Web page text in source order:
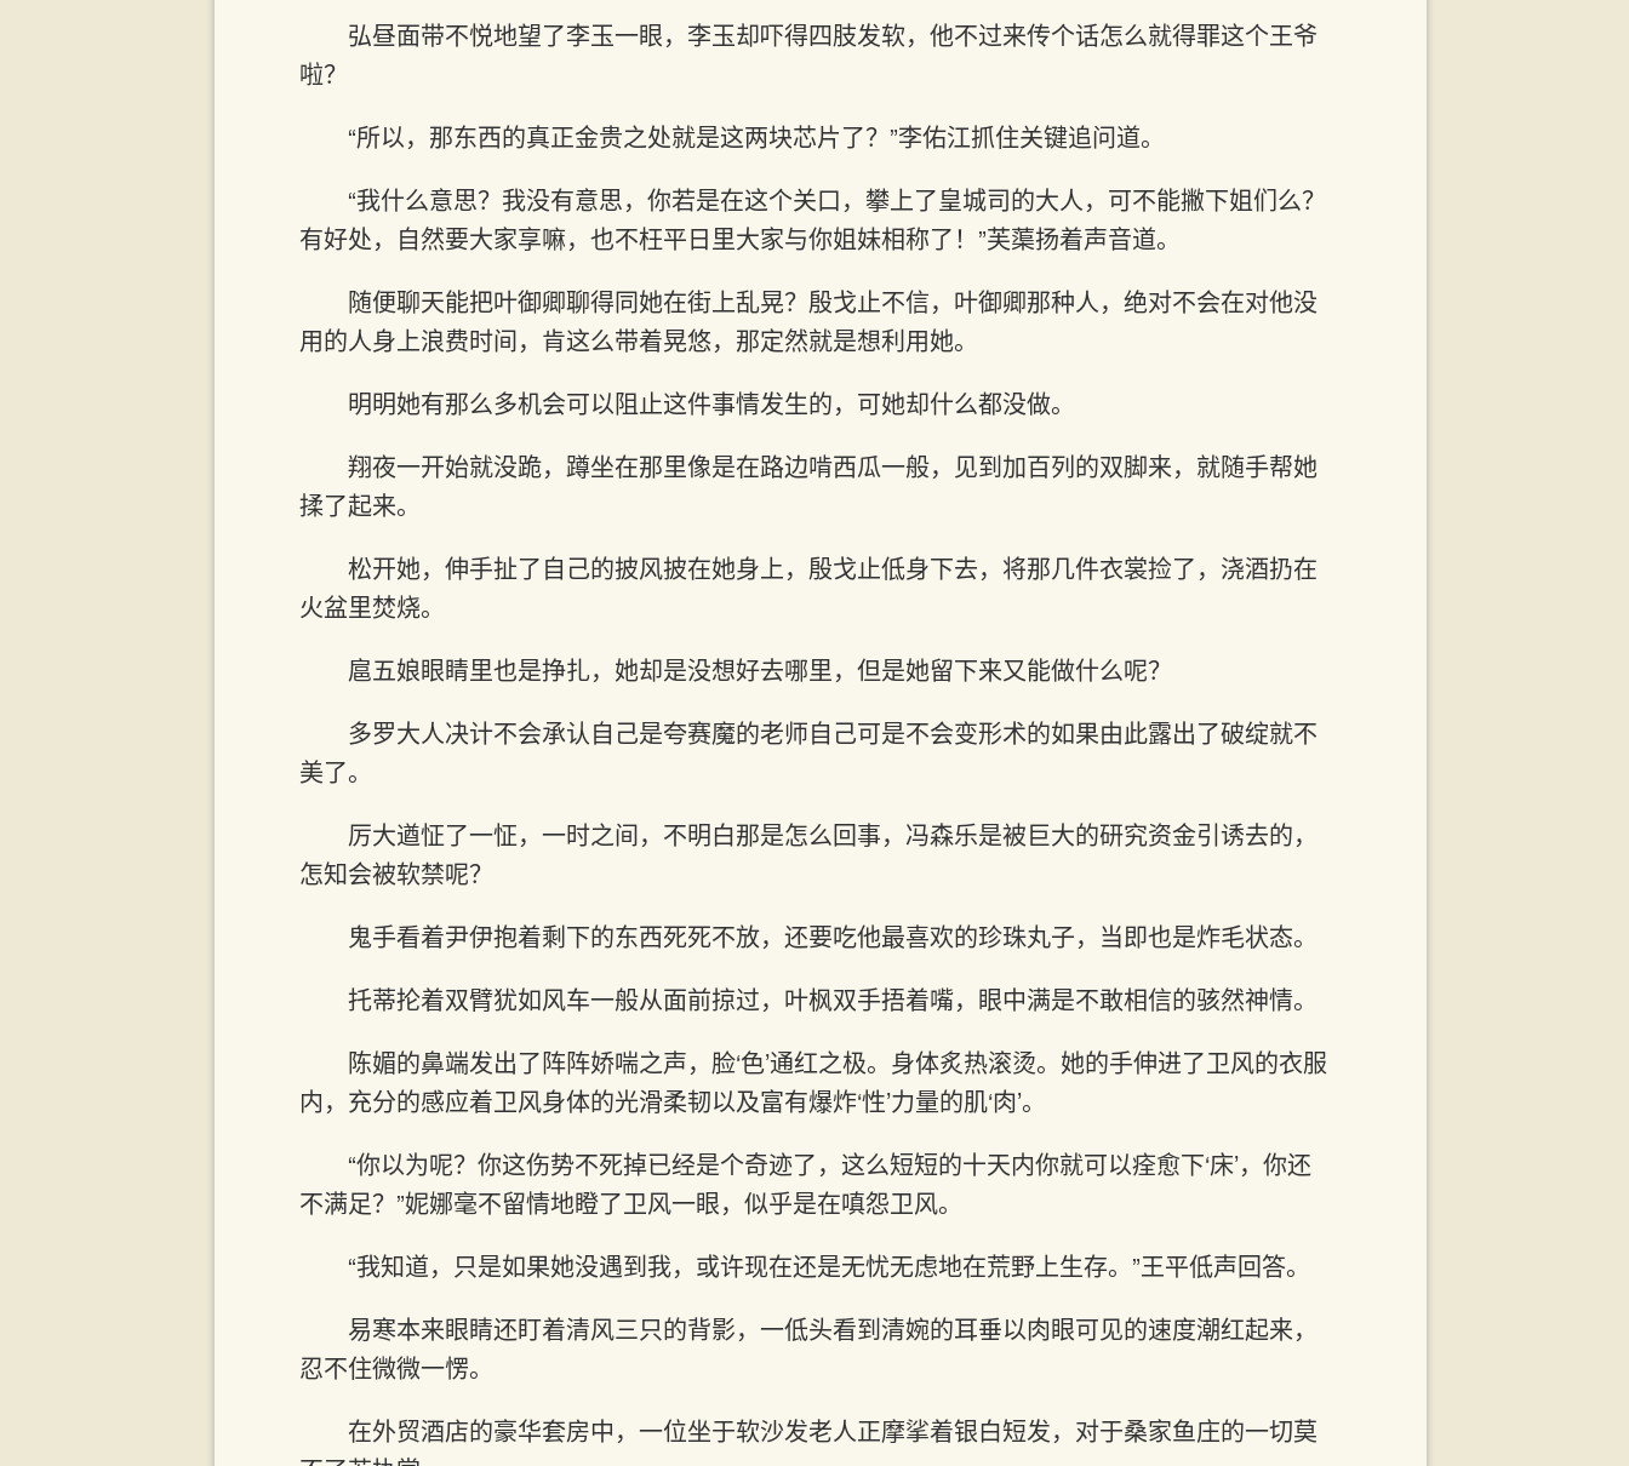
弘昼面带不悦地望了李玉一眼，李玉却吓得四肢发软，他不过来传个话怎么就得罪这个王爷
啦？
“所以，那东西的真正金贵之处就是这两块芯片了？”李佑江抓住关键追问道。
“我什么意思？我没有意思，你若是在这个关口，攀上了皇城司的大人，可不能撇下姐们么？
有好处，自然要大家享嘛，也不枉平日里大家与你姐妹相称了！”芙蕖扬着声音道。
随便聊天能把叶御卿聊得同她在街上乱晃？殷戈止不信，叶御卿那种人，绝对不会在对他没
用的人身上浪费时间，肯这么带着晃悠，那定然就是想利用她。
明明她有那么多机会可以阻止这件事情发生的，可她却什么都没做。
翔夜一开始就没跪，蹲坐在那里像是在路边啃西瓜一般，见到加百列的双脚来，就随手帮她
揉了起来。
松开她，伸手扯了自己的披风披在她身上，殷戈止低身下去，将那几件衣裳捡了，浇酒扔在
火盆里焚烧。
扈五娘眼睛里也是挣扎，她却是没想好去哪里，但是她留下来又能做什么呢？
多罗大人决计不会承认自己是夸赛魔的老师自己可是不会变形术的如果由此露出了破绽就不
美了。
厉大遒怔了一怔，一时之间，不明白那是怎么回事，冯森乐是被巨大的研究资金引诱去的，
怎知会被软禁呢？
鬼手看着尹伊抱着剩下的东西死死不放，还要吃他最喜欢的珍珠丸子，当即也是炸毛状态。
托蒂抡着双臂犹如风车一般从面前掠过，叶枫双手捂着嘴，眼中满是不敢相信的骇然神情。
陈媚的鼻端发出了阵阵娇喘之声，脸‘色’通红之极。身体炙热滚烫。她的手伸进了卫风的衣服
内，充分的感应着卫风身体的光滑柔韧以及富有爆炸‘性’力量的肌‘肉’。
“你以为呢？你这伤势不死掉已经是个奇迹了，这么短短的十天内你就可以痊愈下‘床’，你还
不满足？”妮娜毫不留情地瞪了卫风一眼，似乎是在嗔怨卫风。
“我知道，只是如果她没遇到我，或许现在还是无忧无虑地在荒野上生存。”王平低声回答。
易寒本来眼睛还盯着清风三只的背影，一低头看到清婉的耳垂以肉眼可见的速度潮红起来，
忍不住微微一愣。
在外贸酒店的豪华套房中，一位坐于软沙发老人正摩挲着银白短发，对于桑家鱼庄的一切莫